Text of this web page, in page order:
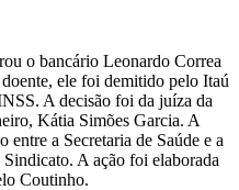
o bancário Leonardo Correa
ele foi demitido pelo Itaú
A decisão foi da juíza da
Kátia Simões Garcia. A
entre a Secretaria de Saúde e a
A ação foi elaborada
Coutinho.